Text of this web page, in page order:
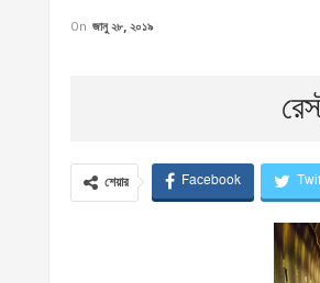
On জানু ২৮, ২০১৯
শেয়ার Facebook